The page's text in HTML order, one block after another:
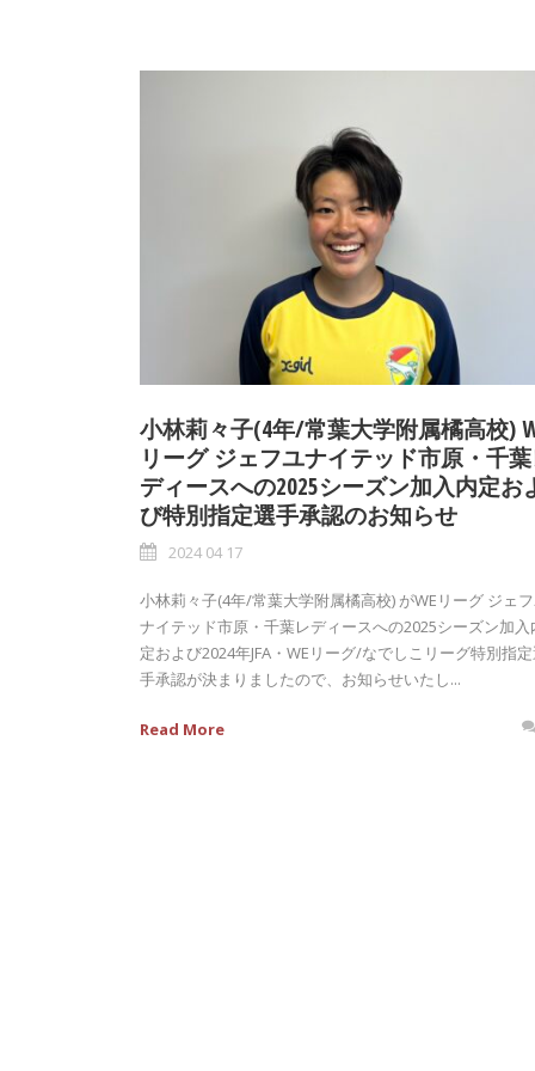
小林莉々子(4年/常葉大学附属橘高校)
リーグ ジェフユナイテッド市原・千
ディースへの2025シーズン加入内定お
び特別指定選手承認のお知らせ
2024 04 17
小林莉々子(4年/常葉大学附属橘高校) がWEリーグ ジェフ
ナイテッド市原・千葉レディースへの2025シーズン加入
定および2024年JFA・WEリーグ/なでしこリーグ特別指
手承認が決まりましたので、お知らせいたし...
Read More